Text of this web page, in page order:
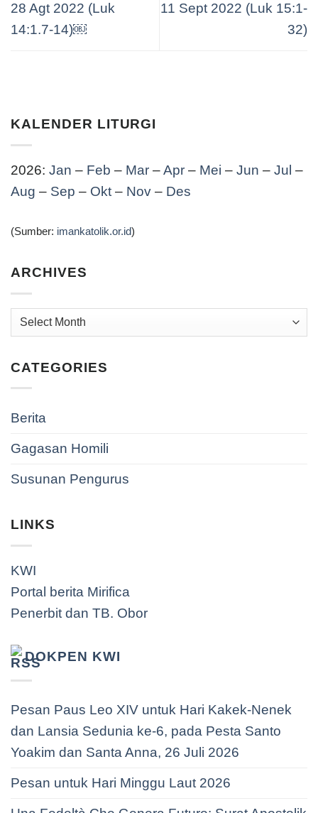
KALENDER LITURGI
2026: Jan – Feb – Mar –Apr – Mei – Jun – Jul –
Aug – Sep – Okt – Nov – Des
(Sumber: imankatolik.or.id)
ARCHIVES
Archives
CATEGORIES
Berita
Gagasan Homili
Susunan Pengurus
LINKS
KWI
Portal berita Mirifica
Penerbit dan TB. Obor
DOKPEN KWI
Pesan Paus Leo XIV untuk Hari Kakek-Nenek
dan Lansia Sedunia ke-6, pada Pesta Santo
Yoakim dan Santa Anna, 26 Juli 2026
Pesan untuk Hari Minggu Laut 2026
28 Agt 2022 (Luk
14:1.7-14)￼
11 Sept 2022 (Luk 15:1-
32)